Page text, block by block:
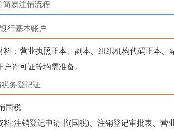
简易注销流程
行基本账户
料：营业执照正本、副本、组织机构代码正本
户许可证等均需准备。
务登记证
国税
料:注销登记申请书(国税)、注销登记审批表、营